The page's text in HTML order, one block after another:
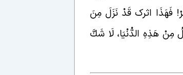
فَهَذَا اثرک قَدْ نَزَلَ مِنَ
مِنْ هَذِهِ الدُّنْيَا، لَا شَكَّ